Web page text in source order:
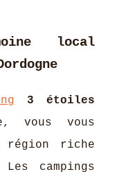
local
3 étoiles
vous vous
région riche
campings